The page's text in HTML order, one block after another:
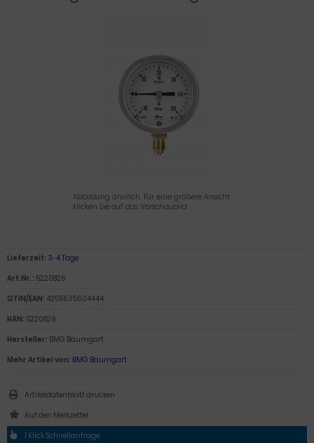
Abbildung ähnlich. Für eine größere Ansicht
klicken Sie auf das Vorschaubild
Lieferzeit: 3-4 Tage
Art.Nr.: 5220826
GTIN/EAN: 4255635604444
HAN: 5220826
Hersteller: BMG Baumgart
Mehr Artikel von: BMG Baumgart
Artikeldatenblatt drucken
1 Klick Schnellanfrage